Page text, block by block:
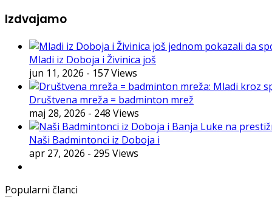
Izdvajamo
Mladi iz Doboja i Živinica još
jun 11, 2026 - 157 Views
Društvena mreža = badminton mrež
maj 28, 2026 - 248 Views
Naši Badmintonci iz Doboja i
apr 27, 2026 - 295 Views
Popularni članci